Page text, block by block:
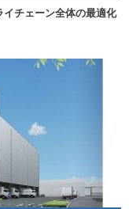
イチェーン全体の最適化